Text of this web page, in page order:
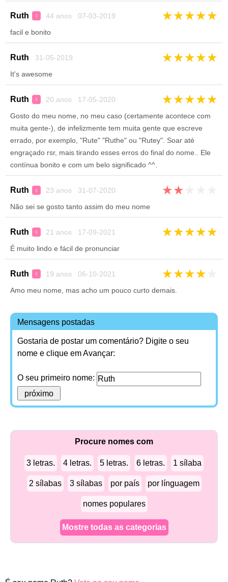
Ruth ♀ 44 anos 07-03-2019 ★★★★★
facil e bonito
Ruth 31-05-2019 ★★★★★
It's awesome
Ruth ♀ 20 anos 17-05-2020 ★★★★★
Gosto do meu nome, no meu caso (certamente acontece com
muita gente-), de infelizmente tem muita gente que escreve
errado, por exemplo, "Rute" "Ruthe" ou "Rutey". Soar até
engraçado rsr, mais tirando esses erros do final do nome.. Ele
contínua bonito e com um belo significado ^^.
Ruth ♀ 23 anos 31-07-2020 ★★
Não sei se gosto tanto assim do meu nome
Ruth ♀ 21 anos 17-09-2021 ★★★★★
É muito lindo e fácil de pronunciar
Ruth ♀ 19 anos 06-10-2021 ★★★★
Amo meu nome, mas acho um pouco curto demais.
Mensagens postadas
Gostaria de postar um comentário? Digite o seu
nome e clique em Avançar:
O seu primeiro nome:
Procure nomes com
3 letras. 4 letras. 5 letras. 6 letras. 1 sílaba
2 sílabas 3 sílabas por país por línguagem
nomes populares
Mostre todas as categorias